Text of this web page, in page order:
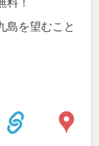
島を望むこと